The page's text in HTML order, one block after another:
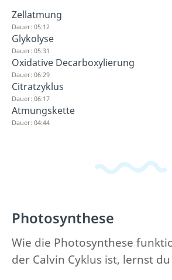
Zellatmung
Dauer: 05:12
Glykolyse
Dauer: 05:31
Oxidative Decarboxylierung
Dauer: 06:29
Citratzyklus
Dauer: 06:17
Atmungskette
Dauer: 04:44
Photosynthese
Wie die Photosynthese
der Calvin Cyklus ist, lernst